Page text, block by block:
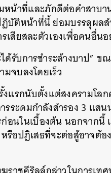
น้าที่และภักดีต่อคำสาบ
หน้าที่นี้ ย่อมบรรลุผลสำ
เสียสละตัวเองเพื่อคนอื่น
ด้รับการชำระล้างบาป”
จบลงโดยเร็ว
แรกนับตั้งแต่สงครามโล
ะดมกำลังสำรอง 3 แสน
นในเบื้องต้น นอกจากนี้
รือปฏิเสธที่จะต่อสู้อาจต้